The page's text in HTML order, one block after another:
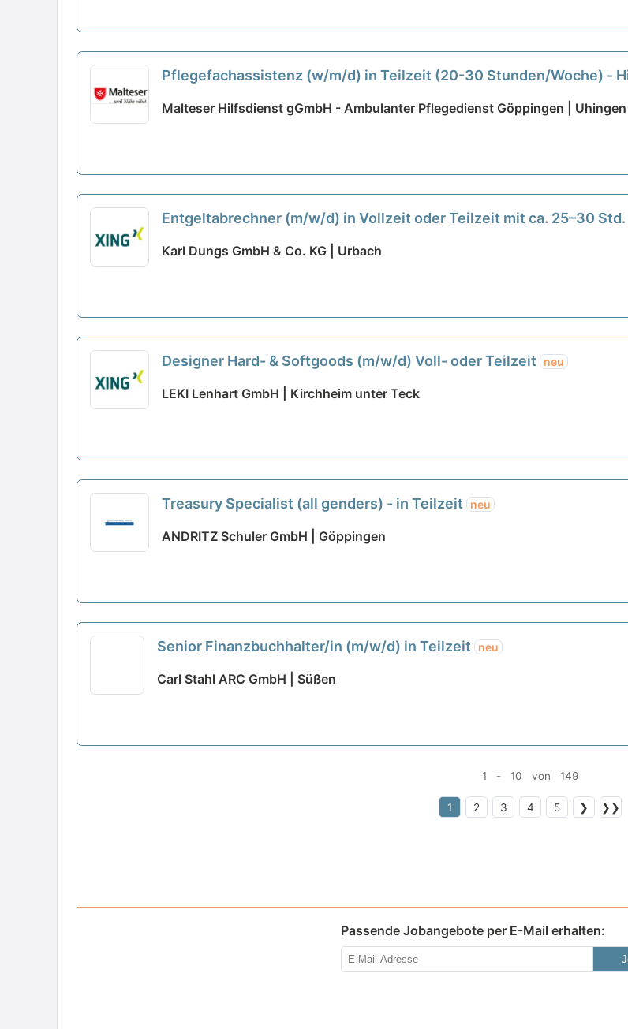
Pflegefachassistenz (w/m/d) in Teilzeit (20-30 Stunden/Woche) -
Malteser Hilfsdienst gGmbH - Ambulanter Pflegedienst Göppingen | Uhingen
Entgeltabrechner (m/w/d) in Vollzeit oder Teilzeit mit ca. 25–30 Std.
Karl Dungs GmbH & Co. KG | Urbach
Designer Hard- & Softgoods (m/w/d) Voll- oder Teilzeit neu
LEKI Lenhart GmbH | Kirchheim unter Teck
Treasury Specialist (all genders) - in Teilzeit neu
ANDRITZ Schuler GmbH | Göppingen
Senior Finanzbuchhalter/in (m/w/d) in Teilzeit neu
Carl Stahl ARC GmbH | Süßen
1 - 10 von 149
1 2 3 4 5 ❯ ❯❯
Passende Jobangebote per E-Mail erhalten: